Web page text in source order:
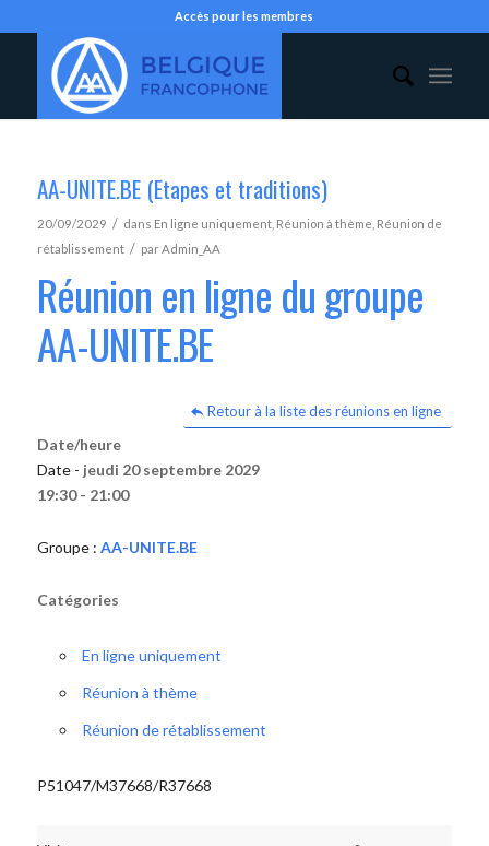
Accès pour les membres
AA-UNITE.BE (Etapes et traditions)
20/09/2029 / dans En ligne uniquement, Réunion à thème Réunion de
rétablissement / parAdmin_AA
Réunion en ligne du groupe
AA-UNITE.BE
Retour à la liste des réunions en ligne
Date/heure
Date - jeudi 20 septembre 2029
19:30 - 21:00
Groupe : AA-UNITE.BE
Catégories
En ligne uniquement
Réunion à thème
Réunion de rétablissement
P51047/M37668/R37668